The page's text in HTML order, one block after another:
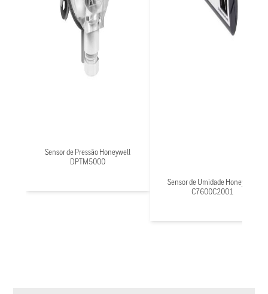
Sensor de Pressão Honeywell
DPTM5000
Sensor de Umidade Honeywell
C7600C2001